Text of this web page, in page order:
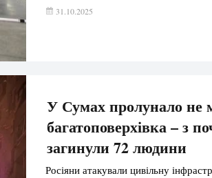
31.10.2025
У Сумах пролунало не
багатоповерхівка – з
загинули 72 людини
Росіяни атакували цивільну